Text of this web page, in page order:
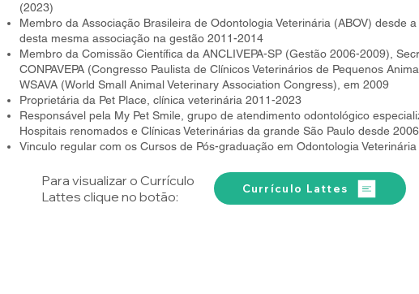
(2023)
Membro da Associação Brasileira de Odontologia Veterinária (ABOV) desde
desta mesma associação na gestão 2011-2014
Membro da Comissão Científica da ANCLIVEPA-SP (Gestão 2006-2009),
CONPAVEPA (Congresso Paulista de Clínicos Veterinários de Pequenos
WSAVA (World Small Animal Veterinary Association Congress), em 2009
Proprietária da Pet Place, clínica veterinária 2011-2023
Responsável pela My Pet Smile, grupo de atendimento odontológico
Hospitais renomados e Clínicas Veterinárias da grande São Paulo desde 2006
Vinculo regular com os Cursos de Pós-graduação em Odontologia
Para visualizar o Currículo
Lattes clique no botão:
Currículo Lattes